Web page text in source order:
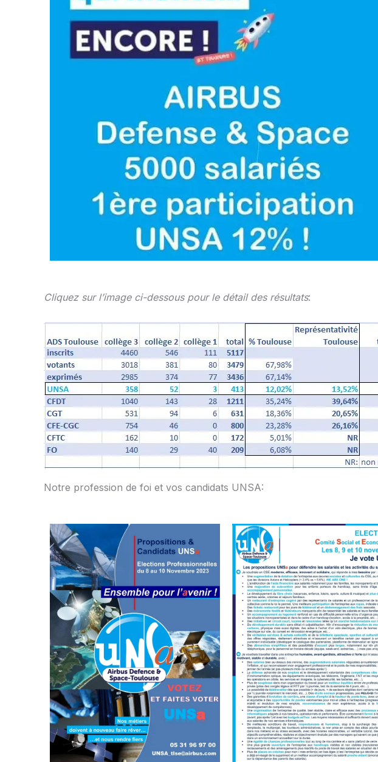
Cliquez sur l’image ci-dessous pour le détail des résultats:
Notre profession de foi et vos candidats UNSA: